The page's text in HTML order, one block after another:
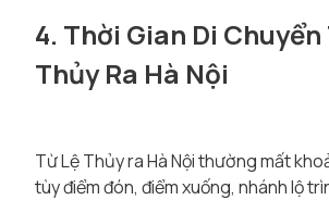
4. Thời Gian Di Chuyển
Thủy Ra Hà Nội
Từ Lệ Thủy ra Hà Nội thường mất
tùy điểm đón, điểm xuống, nhánh lộ